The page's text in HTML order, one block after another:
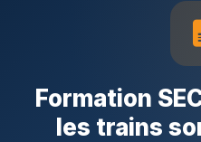
Formation
les trains